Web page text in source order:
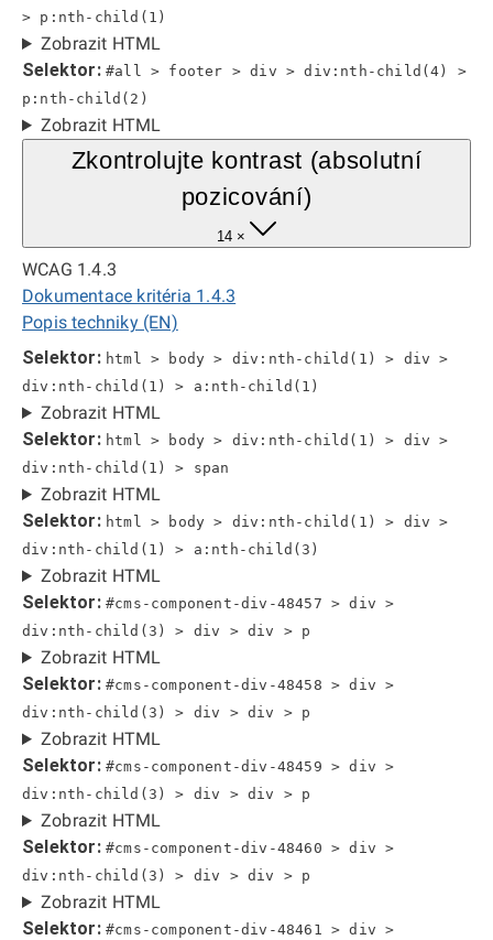
> p:nth-child(1)
Zobrazit HTML
Selektor: #all > footer > div > div:nth-child(4) >
p:nth-child(2)
Zobrazit HTML
Zkontrolujte kontrast (absolutní
pozicování)
14 ×
WCAG 1.4.3
Dokumentace kritéria 1.4.3
Popis techniky (EN)
Selektor: html > body > div:nth-child(1) > div >
div:nth-child(1) > a:nth-child(1)
Zobrazit HTML
Selektor: html > body > div:nth-child(1) > div >
div:nth-child(1) > span
Zobrazit HTML
Selektor: html > body > div:nth-child(1) > div >
div:nth-child(1) > a:nth-child(3)
Zobrazit HTML
Selektor: #cms-component-div-48457 > div >
div:nth-child(3) > div > div > p
Zobrazit HTML
Selektor: #cms-component-div-48458 > div >
div:nth-child(3) > div > div > p
Zobrazit HTML
Selektor: #cms-component-div-48459 > div >
div:nth-child(3) > div > div > p
Zobrazit HTML
Selektor: #cms-component-div-48460 > div >
div:nth-child(3) > div > div > p
Zobrazit HTML
Selektor: #cms-component-div-48461 > div >